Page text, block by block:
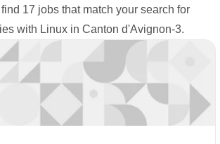
17 jobs that match your search for
with Linux in Canton d'Avignon-3.